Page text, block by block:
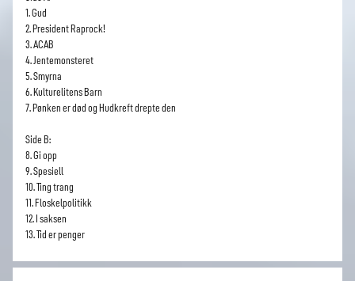
1. Gud
2. President Raprock!
3. ACAB
4. Jentemonsteret
5. Smyrna
6. Kulturelitens Barn
7. Pønken er død og Hudkreft drepte den
Side B:
8. Gi opp
9. Spesiell
10. Ting trang
11. Floskelpolitikk
12. I saksen
13. Tid er penger